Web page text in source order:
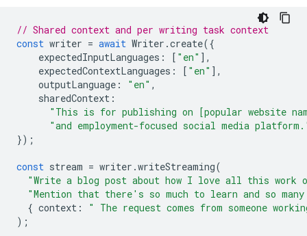
// Shared context and per writing task context
const writer = await Writer .create({
expectedInputLanguages : [ "en" ],
expectedContextLanguages : [ "en" ],
outputLanguage : "en" ,
sharedContext :
"This is for publishing on [popular website
"and employment-focused social media
});
const stream = writer .writeStreaming(
"Write a blog post about how I love all this work
"Mention that there's so much to learn and so
{ context :
" The request comes from someone
);